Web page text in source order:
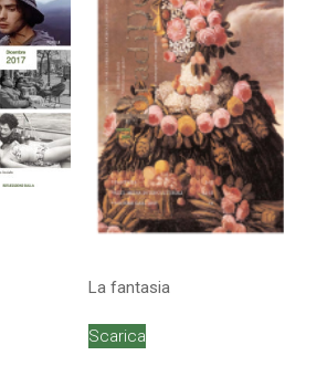
La fantasia
Scarica